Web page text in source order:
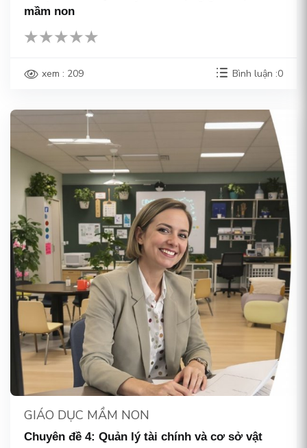
mầm non
xem : 209 Bình luận :0
GIÁO DỤC MẦM NON
Chuyên đề 4: Quản lý tài chính và cơ sở vật